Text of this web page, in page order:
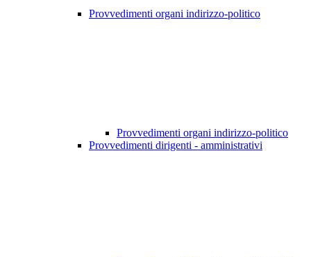
Provvedimenti organi indirizzo-politico
Provvedimenti organi indirizzo-politico
Provvedimenti dirigenti - amministrativi